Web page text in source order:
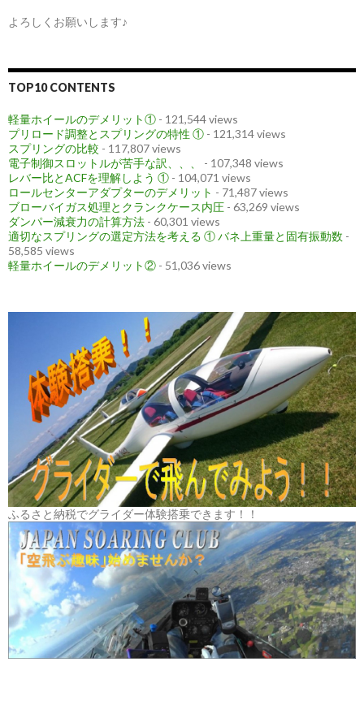
よろしくお願いします♪
TOP10 CONTENTS
軽量ホイールのデメリット① - 121,544 views
プリロード調整とスプリングの特性 ① - 121,314 views
スプリングの比較 - 117,807 views
電子制御スロットルが苦手な訳、、、
- 107,348 views
レバー比とACFを理解しよう ① - 104,071 views
ロールセンターアダプターのデメリット - 71,487 views
ブローバイガス処理とクランクケース内圧 - 63,269 views
ダンパー減衰力の計算方法 - 60,301 views
適切なスプリングの選定方法を考える ① バネ上重量と固有振動数 -
58,585 views
軽量ホイールのデメリット② - 51,036 views
ふるさと納税でグライダー体験搭乗できます！！